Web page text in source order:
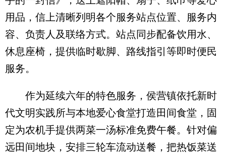
用品，信上清晰列明各个服务站点位置、服务内
容、负责人及联络方式。站点同步配备饮用水、
休息座椅，提供临时歇脚、路线指引等即时便民
服务。
作为延续六年的特色服务，侯营镇依托新时
代文明实践所与本地爱心食堂打造田间食堂，固
定为农机手提供两菜一汤标准免费午餐。针对偏
远田间地块，安排三轮车流动送餐，把热饭菜送